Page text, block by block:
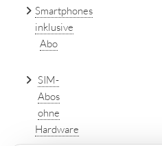
Smartphones
inklusive
Abo
SIM-
Abos
ohne
Hardware